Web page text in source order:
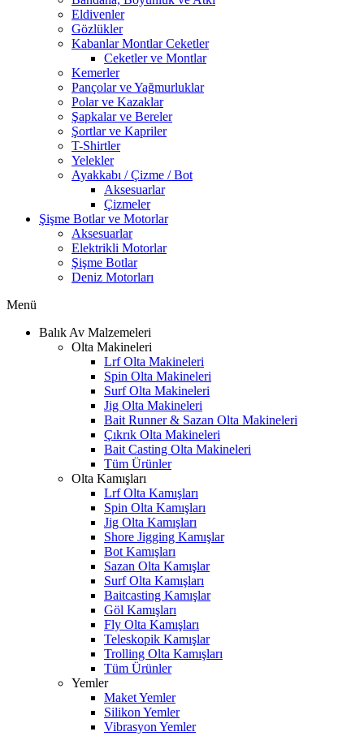
Eldivenler
Gözlükler
Kabanlar Montlar Ceketler
Ceketler ve Montlar
Kemerler
Pançolar ve Yağmurluklar
Polar ve Kazaklar
Şapkalar ve Bereler
Şortlar ve Kapriler
T-Shirtler
Yelekler
Ayakkabı / Çizme / Bot
Aksesuarlar
Çizmeler
Şişme Botlar ve Motorlar
Aksesuarlar
Elektrikli Motorlar
Şişme Botlar
Deniz Motorları
Menü
Balık Av Malzemeleri
Olta Makineleri
Lrf Olta Makineleri
Spin Olta Makineleri
Surf Olta Makineleri
Jig Olta Makineleri
Bait Runner & Sazan Olta Makineleri
Çıkrık Olta Makineleri
Bait Casting Olta Makineleri
Tüm Ürünler
Olta Kamışları
Lrf Olta Kamışları
Spin Olta Kamışları
Jig Olta Kamışları
Shore Jigging Kamışlar
Bot Kamışları
Sazan Olta Kamışlar
Surf Olta Kamışları
Baitcasting Kamışlar
Göl Kamışları
Fly Olta Kamışları
Teleskopik Kamışlar
Trolling Olta Kamışları
Tüm Ürünler
Yemler
Maket Yemler
Silikon Yemler
Vibrasyon Yemler